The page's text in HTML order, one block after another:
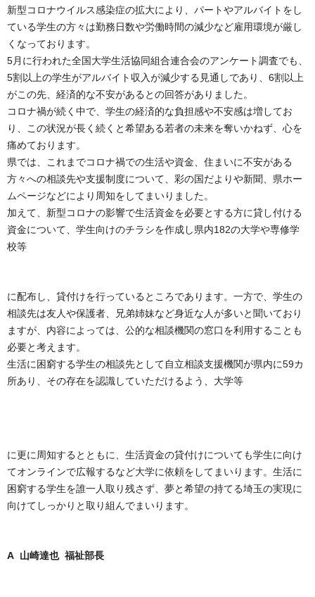
新型コロナウイルス感染症の拡大により、パートやアルバイトをし
ている学生の方々は勤務日数や労働時間の減少など雇用環境が厳し
くなっております。
5月に行われた全国大学生活協同組合連合会のアンケート調査でも、
5割以上の学生がアルバイト収入が減少する見通しであり、6割以上
がこの先、経済的な不安があるとの回答がありました。
コロナ禍が続く中で、学生の経済的な負担感や不安感は増してお
り、この状況が長く続くと希望ある若者の未来を奪いかねず、心を
痛めております。
県では、これまでコロナ禍での生活や資金、住まいに不安がある
方々への相談先や支援制度について、彩の国だよりや新聞、県ホー
ムページなどにより周知をしてまいりました。
加えて、新型コロナの影響で生活資金を必要とする方に貸し付ける
資金について、学生向けのチラシを作成し県内182の大学や専修学
校等
に配布し、貸付けを行っている ところであります。 一方で、学生の
相談先は友人や保護者、兄弟姉妹など身近な人が多いと聞いており
ますが、内容によっては、公的な相談機関の窓口を利用することも
必要と考えます。
生活に困窮する学生の相談先として自立相談支援機関が県内に59カ
所あり、その存在を認識していただけるよう、大学等
に更に周知すると ともに、生活資金の貸付けについても学生に向け
てオンラインで広報するなど大学に依頼を してまいります。 生活に
困窮する学生を誰一人取り残さず、夢と希望の持てる埼玉の実現に
向けてしっかりと取り組んでまいります。
A 山崎達也 福祉部長